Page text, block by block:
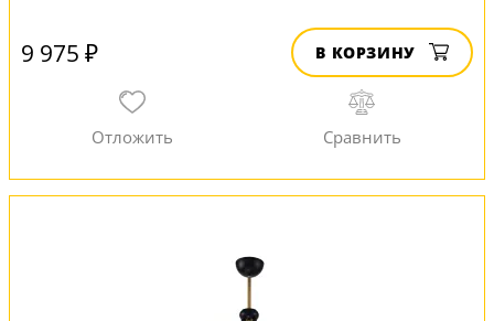
9 975 ₽ В КОРЗИНУ